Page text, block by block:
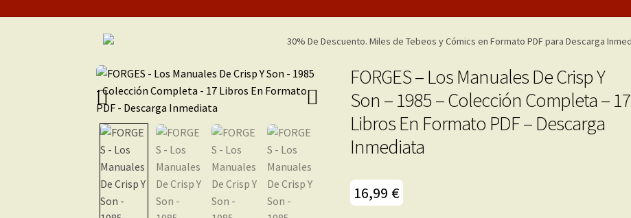
FORGES – Los Manuales De Crisp Y
Son – 1985 – Colección Completa – 17
Libros En Formato PDF – Descarga
Inmediata
16,99 €